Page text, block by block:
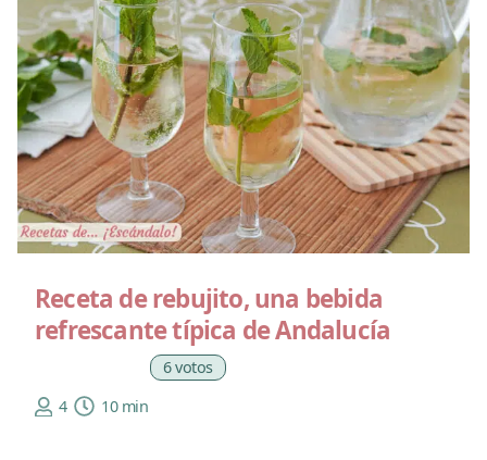
Receta de rebujito, una bebida
refrescante típica de Andalucía
6 votos
4
10 min